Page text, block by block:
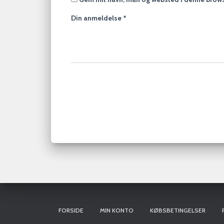
Din anmeldelse *
FORSIDE MIN KONTO KØBSBETINGELSER